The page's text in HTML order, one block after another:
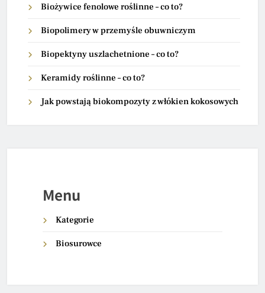
Biożywice fenolowe roślinne – co to?
Biopolimery w przemyśle obuwniczym
Biopektyny uszlachetnione – co to?
Keramidy roślinne – co to?
Jak powstają biokompozyty z włókien kokosowych
Menu
Kategorie
Biosurowce